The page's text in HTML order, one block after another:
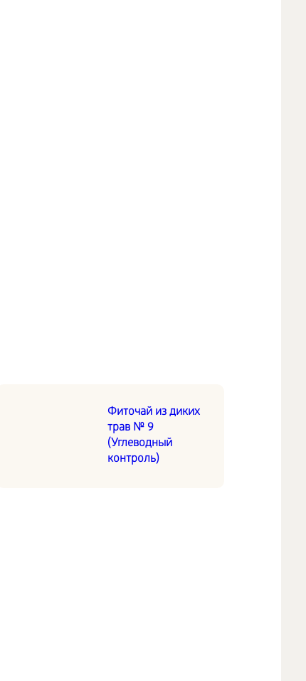
Фиточай из диких
трав № 9
(Углеводный
контроль)